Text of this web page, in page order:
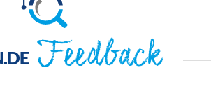
Feedback